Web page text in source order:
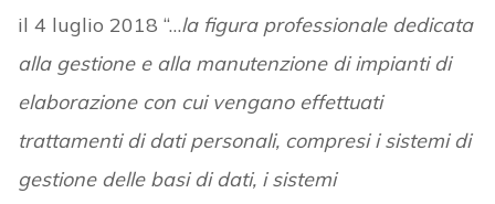
il 4 luglio 2018 “…la figura professionale dedicata
alla gestione e alla manutenzione di impianti di
elaborazione con cui vengano effettuati
trattamenti di dati personali, compresi i sistemi di
gestione delle basi di dati, i sistemi